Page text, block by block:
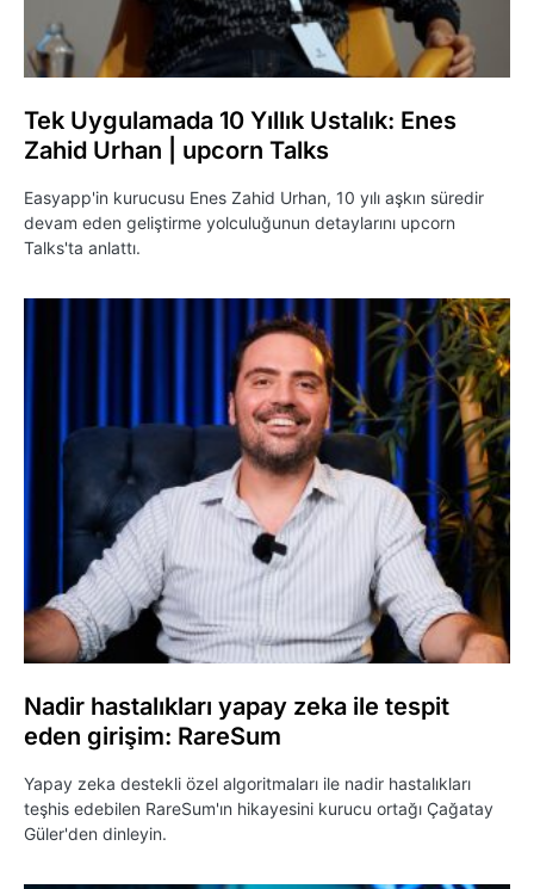
Tek Uygulamada 10 Yıllık Ustalık: Enes
Zahid Urhan | upcorn Talks
Easyapp'in kurucusu Enes Zahid Urhan, 10 yılı aşkın süredir
devam eden geliştirme yolculuğunun detaylarını upcorn
Talks'ta anlattı.
Nadir hastalıkları yapay zeka ile tespit
eden girişim: RareSum
Yapay zeka destekli özel algoritmaları ile nadir hastalıkları
teşhis edebilen RareSum'ın hikayesini kurucu ortağı Çağatay
Güler'den dinleyin.